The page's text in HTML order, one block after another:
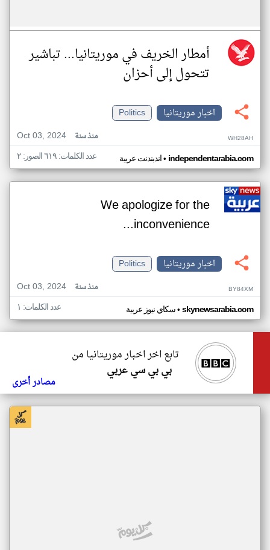
أمطار الخريف في موريتانيا... تباشير
تتحول إلى أحزان
اخبار موريتانيا
Politics
Oct 03, 2024
منذ سنة WH28AH
اندبندنت عربية• independentarabia.com عدد الكلمات: ٦١٩ الصور: ٢
We apologize for the
inconvenience...
اخبار موريتانيا
Politics
Oct 03, 2024
منذ سنة BY84XM
سكاي نيوز عربية• skynewsarabia.com عدد الكلمات: ١
تابع اخر اخبار موريتانيا من
بي بي سي عربي
مصادر أخرى